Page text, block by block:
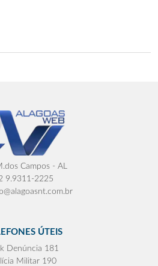
Campos - AL
9.9311-2225
ÚTEIS
Denúncia 181
Militar 190